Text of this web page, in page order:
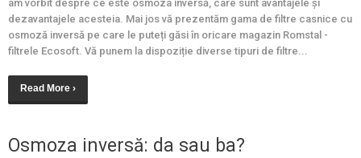
am vorbit despre ce este osmoza inversă, care sunt avantajele și
dezavantajele acesteia. Mai jos vă prezentăm gama de filtre casnice cu
osmoză inversă pe care le puteți găsi în oricare magazin Romstal -
filtrele Ecosoft. Vă punem la dispoziție diverse tipuri de filtre...
Read More ›
Osmoza inversă: da sau ba?